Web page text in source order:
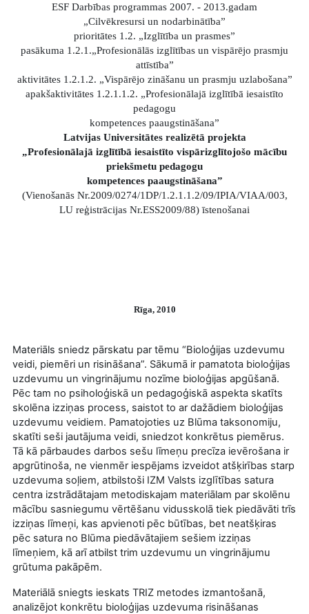
ESF Darbības programmas 2007. - 2013.gadam
„Cilvēkresursi un nodarbinātība”
prioritātes 1.2. „Izglītība un prasmes”
pasākuma 1.2.1.„Profesionālās izglītības un vispārējo prasmju
attīstība”
aktivitātes 1.2.1.2. „Vispārējo zināšanu un prasmju uzlabošana”
apakšaktivitātes 1.2.1.1.2. „Profesionālajā izglītībā iesaistīto
pedagogu
kompetences paaugstināšana”
Latvijas Universitātes realizētā projekta
„Profesionālajā izglītībā iesaistīto vispārizglītojošo mācību
priekšmetu pedagogu
kompetences paaugstināšana”
(Vienošanās Nr.2009/0274/1DP/1.2.1.1.2/09/IPIA/VIAA/003,
LU reģistrācijas Nr.ESS2009/88) īstenošanai
Rīga, 2010
Materiāls sniedz pārskatu par tēmu “Bioloģijas uzdevumu
veidi, piemēri un risināšana”. Sākumā ir pamatota bioloģijas
uzdevumu un vingrinājumu nozīme bioloģijas apgūšanā.
Pēc tam no psiholoģiskā un pedagoģiskā aspekta skatīts
skolēna izziņas process, saistot to ar dažādiem bioloģijas
uzdevumu veidiem. Pamatojoties uz Blūma taksonomiju,
skatīti seši jautājuma veidi, sniedzot konkrētus piemērus.
Tā kā pārbaudes darbos sešu līmeņu precīza ievērošana ir
apgrūtinoša, ne vienmēr iespējams izveidot atšķirības starp
uzdevuma soļiem, atbilstoši IZM Valsts izglītības satura
centra izstrādātajam metodiskajam materiālam par skolēnu
mācību sasniegumu vērtēšanu vidusskolā tiek piedāvāti trīs
izziņas līmeņi, kas apvienoti pēc būtības, bet neatšķiras
pēc satura no Blūma piedāvātajiem sešiem izziņas
līmeņiem, kā arī atbilst trim uzdevumu un vingrinājumu
grūtuma pakāpēm.
Materiālā sniegts ieskats TRIZ metodes izmantošanā,
analizējot konkrētu bioloģijas uzdevuma risināšanas